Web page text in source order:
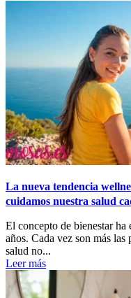
La nueva tendencia
cuidamos nuestra salud
El concepto de bienestar
años. Cada vez son más las
salud no...
Leer más